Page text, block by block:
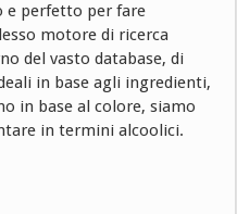
e perfetto per fare
motore di ricerca
del vasto database, di
in base agli ingredienti,
in base al colore, siamo
in termini alcoolici.